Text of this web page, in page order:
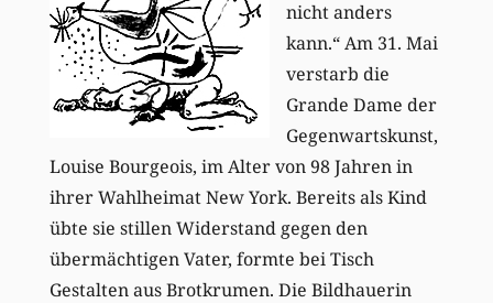
nicht anders
kann.“ Am 31. Mai
verstarb die
Grande Dame der
Gegenwartskunst,
Louise Bourgeois, im Alter von 98 Jahren in
ihrer Wahlheimat New York. Bereits als Kind
übte sie stillen Widerstand gegen den
übermächtigen Vater, formte bei Tisch
Gestalten aus Brotkrumen. Die Bildhauerin